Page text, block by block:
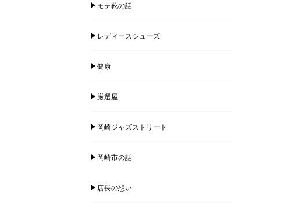
モテ靴の話
レディースシューズ
健康
厳選屋
岡崎ジャズストリート
岡崎市の話
店長の想い